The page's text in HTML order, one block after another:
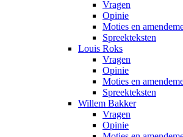
Vragen
Opinie
Moties en
Spreekteksten
Louis Roks
Vragen
Opinie
Moties en
Spreekteksten
Willem Bakker
Vragen
Opinie